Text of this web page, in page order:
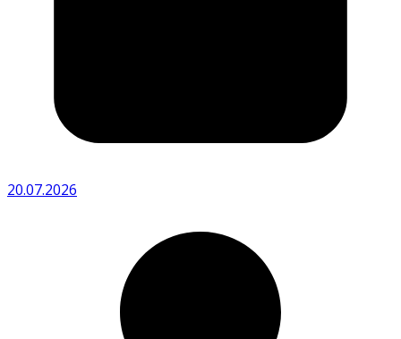
20.07.2026